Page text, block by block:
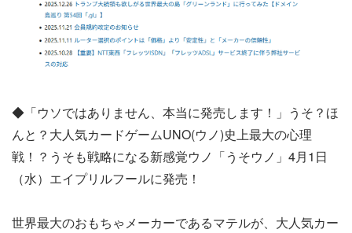
◆「ウソではありません、本当に発売します！」うそ？ほ
んと？大人気カードゲームUNO(ウノ)史上最大の心理
戦！？うそも戦略になる新感覚ウノ「うそウノ」4月1日
（水）エイプリルフールに発売！
世界最大のおもちゃメーカーであるマテルが、大人気カー